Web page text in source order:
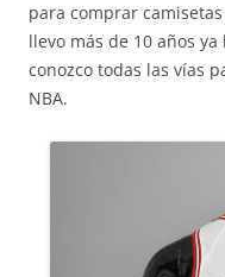
para comprar camisetas
llevo más de 10 años
conozco todas las vías
NBA.